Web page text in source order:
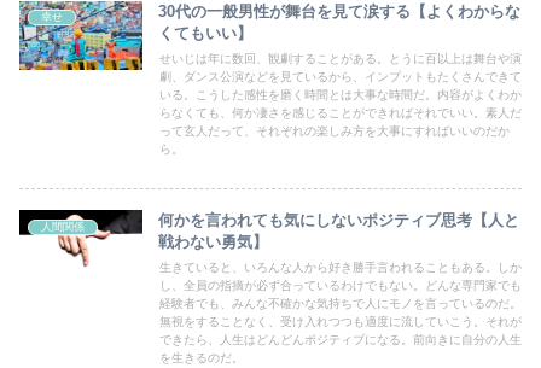
幸せ
30代の一般男性が舞台を見て涙する【よくわからな
くてもいい】
せいじは年に数回、観劇することがある。とうに百以上は舞台や演
劇、ダンス公演などを見ているから、インプットもたくさんできて
いる。こうした感性を磨く時間とは大事な時間だ。内容がよくわか
らなくても、何か凄さを感じることができればそれでいい。素人だ
って玄人だって、それぞれの楽しみ方を大事にすればいいのだか
ら。
人間関係
何かを言われても気にしないポジティブ思考【人と
戦わない勇気】
生きていると、いろんな人から好き勝手言われることもある。しか
し、全員の指摘が必ず合っているわけでもない。どんな専門家でも
経験者でも、みんな不確かな気持ちで人にモノを言っているのだ。
無視をすることなく、受け入れつつも適度に流していこう。それが
できたら、人生はどんどんポジティブになる。前向きに自分の人生
を生きるのだ。